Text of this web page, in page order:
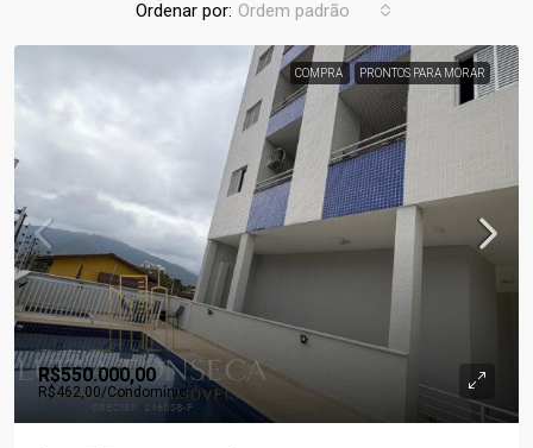
Ordenar por: Ordem padrão
COMPRA PRONTOS PARA MORAR
R$550.000,00
R$462,00/Condomínio